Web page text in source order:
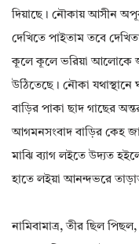
দিয়াছে। নৌকায় আসীন
দেখিতে পাইতাম তবে
কূলে কূলে ভরিয়া আলোকে
উঠিতেছে। নৌকা যথাস্থানে
বাড়ির পাকা ছাদ গাছের
আগমনসংবাদ বাড়ির কেহ
মাঝি ব্যাগ লইতে উদ্যত
হাতে লইয়া আনন্দভরে
নামিবামাত্র, তীর ছিল